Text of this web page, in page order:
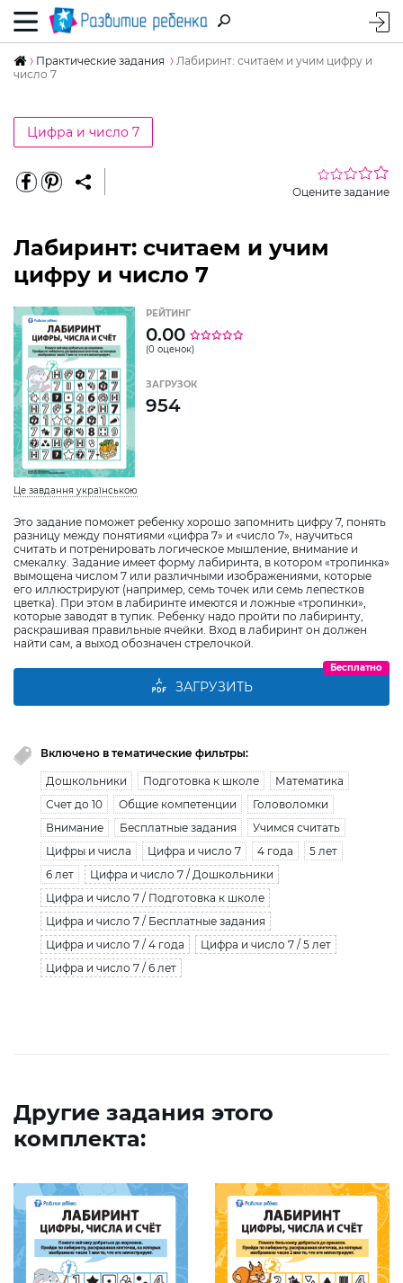
Практические задания
Лабиринт: считаем и учим цифру и
число 7
Цифра и число 7
Оцените задание
Лабиринт: считаем и учим
цифру и число 7
Це завдання українською
Это задание поможет ребенку хорошо запомнить цифру 7, понять
разницу между понятиями «цифра 7» и «число 7», научиться
считать и потренировать логическое мышление, внимание и
смекалку. Задание имеет форму лабиринта, в котором «тропинка»
вымощена числом 7 или различными изображениями, которые
его иллюстрируют (например, семь точек или семь лепестков
цветка). При этом в лабиринте имеются и ложные «тропинки»,
которые заводят в тупик. Ребенку надо пройти по лабиринту,
раскрашивая правильные ячейки. Вход в лабиринт он должен
найти сам, а выход обозначен стрелочкой.
РЕЙТИНГ
0.00
(0 оценок)
ЗАГРУЗОК
954
ЗАГРУЗИТЬ
Бесплатно
Включено в тематические фильтры:
Дошкольники Подготовка к школе
Математика
Счет до 10
Общие компетенции
Головоломки
Внимание
Бесплатные задания
Учимся считать
Цифры и числа
Цифра и число 7 4 года
5 лет
6 лет
Цифра и число 7 / Дошкольники
Цифра и число 7 / Подготовка к школе
Цифра и число 7 / Бесплатные задания
Цифра и число 7 / 4 года
Цифра и число 7 / 5 лет
Цифра и число 7 / 6 лет
Другие задания этого
комплекта: